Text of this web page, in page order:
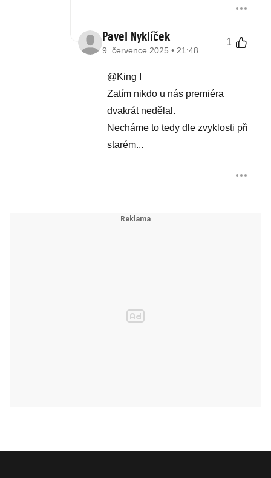
Pavel Nyklíček
9. července 2025 • 21:48
1
@King I
Zatím nikdo u nás premiéra
dvakrát nedělal.
Necháme to tedy dle zvyklosti při
starém...